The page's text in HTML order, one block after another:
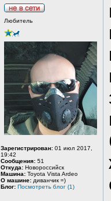
Любитель
Зарегистрирован: 01 июл 2017,
19:42
Сообщения: 51
Откуда: Новороссийск
Машина: Toyota Vista Ardeo
О машине: диванчик =)
Блог: Посмотреть блог (1)